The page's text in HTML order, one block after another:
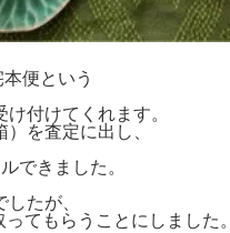
便という
付けてくれます。
を査定に出し、
できました。
たが、
てもらうことにしました。